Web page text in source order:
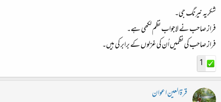
شکریہ نیرنگ جی۔
فراز صاحب نے لاجواب نظم لکھی ہے۔
فراز صاحب کی نظمیں اُن کی غزلوں کے برابر کی ہیں۔
1
قرۃالعین اعوان